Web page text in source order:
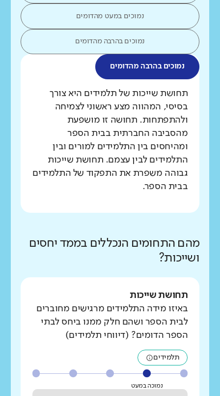
נמוכים במעט מהדומים
נמוכים בהרבה מהדומים
נמוכים בהרבה מהדומים
מה בדקנו?
תחושת שייכות של תלמידים היא צורך
בסיסי, המהווה מצע ראשוני לצמיחה
ולהתפתחות. תחושה זו מושפעת
מהסביבה החברתית בבית הספר
ומהיחסים בין התלמידים למורים ובין
התלמידים לבין עצמם. תחושת שייכות
גבוהה משפרת את התפקוד של התלמידים
בבית הספר.
מהם התחומים הנכללים בממד יחסים
ושייכות?
תחושת שייכות
באיזו מידה התלמידים מרגישים מחוברים
לבית הספר ושהם חלק ממנו ביחס לבתי
הספר הדומים? (דיווחי תלמידים)
תלמידים
נמוכה במעט